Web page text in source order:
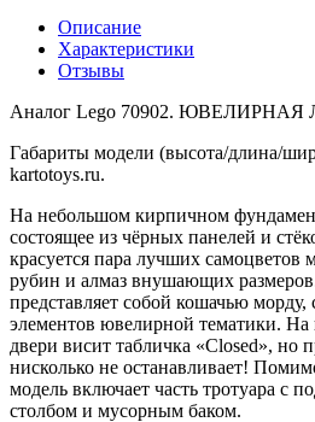
Описание
Характеристики
Отзывы
Аналог Lego 70902.
Габариты модели (высота/длина/
kartotoys.ru.
На небольшом кирпичном
состоящее из чёрных панелей и
красуется пара лучших самоцветов
рубин и алмаз внушающих
представляет собой кошачью
элементов ювелирной тематики. На
двери висит табличка «Closed», но
нисколько не останавливает!
модель включает часть тротуара с
столбом и мусорным баком.